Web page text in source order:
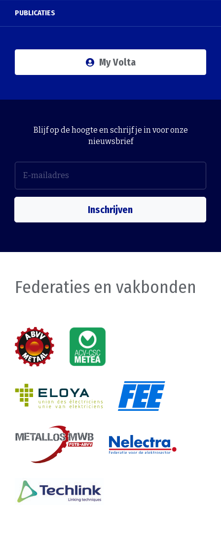
PUBLICATIES
My Volta
Blijf op de hoogte en schrijf je in voor onze
nieuwsbrief
Inschrijven
Federaties en vakbonden